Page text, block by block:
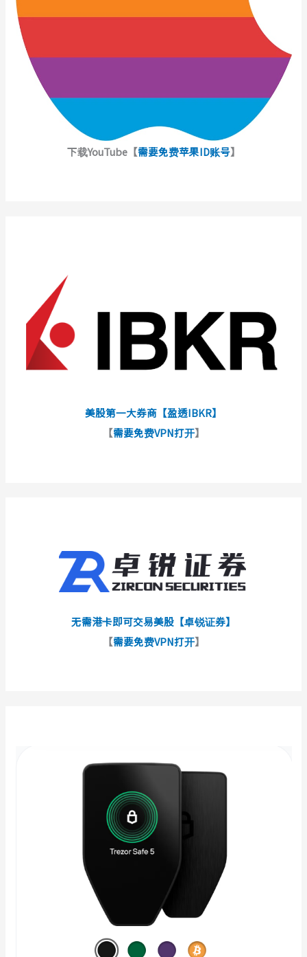
下载YouTube【需要免费苹果ID账号】
美股第一大券商【盈透IBKR】
【需要免费VPN打开】
无需港卡即可交易美股【卓锐证券】
【需要免费VPN打开】